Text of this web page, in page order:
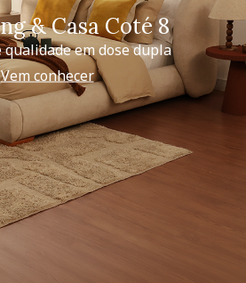
& Casa Coté 8
em dose dupla
Vem conhecer